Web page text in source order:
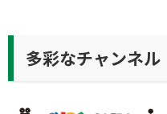
多彩なチャンネル